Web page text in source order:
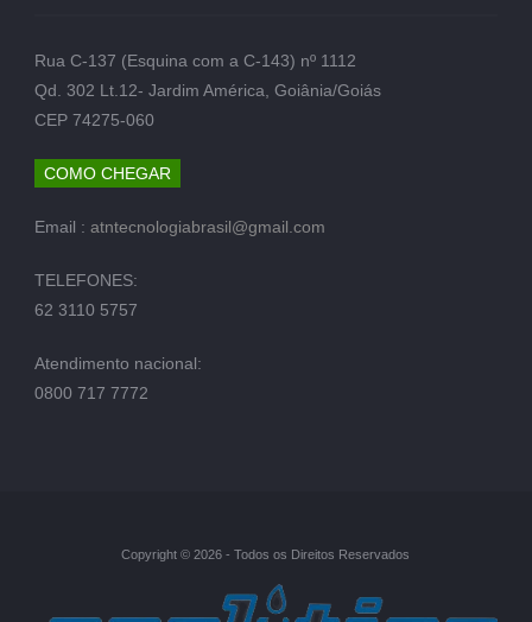
Rua C-137 (Esquina com a C-143) nº 1112
Qd. 302 Lt.12- Jardim América, Goiânia/Goiás
CEP 74275-060
COMO CHEGAR
Email : atntecnologiabrasil@gmail.com
TELEFONES:
62 3110 5757
Atendimento nacional:
0800 717 7772
Copyright © 2026 - Todos os Direitos Reservados